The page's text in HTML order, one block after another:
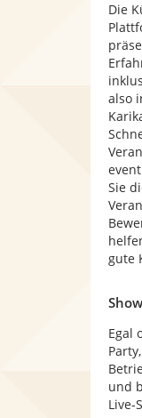
Die
also
Sie
gute
Egal
und
Live-